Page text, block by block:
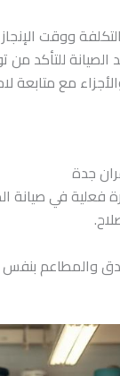
ووقت
للتأكد من
مع متابعة
جدة
فعلية في صيانة
والمطاعم